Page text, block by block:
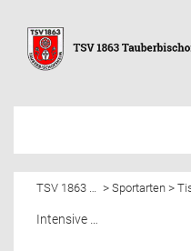
TSV 1863 Tauberbischofsheim e.V. > Sportarten >
Intensive Jugendarbeit